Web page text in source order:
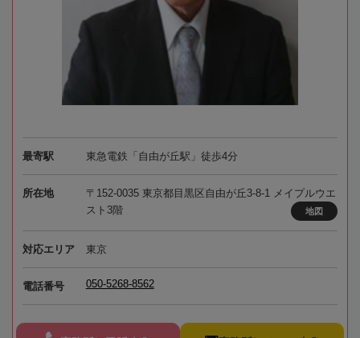
最寄駅 東急電鉄「自由が丘駅」徒歩4分
所在地
〒152-0035 東京都目黒区自由が丘3-8-1 メイプルウエ
スト3階
地図
対応エリア 東京
電話番号 050-5268-8562